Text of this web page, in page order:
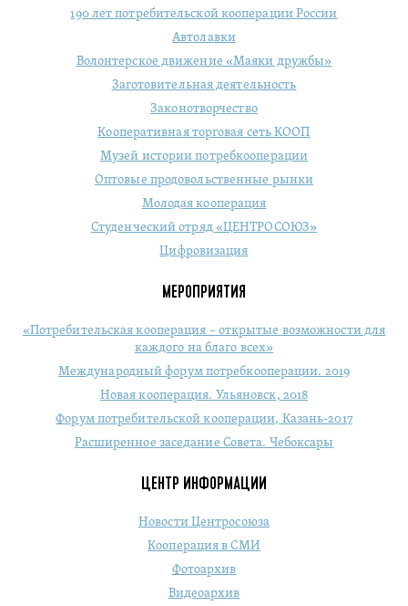
190 лет потребительской кооперации России
Автолавки
Волонтерское движение «Маяки дружбы»
Заготовительная деятельность
Законотворчество
Кооперативная торговая сеть КООП
Музей истории потребкооперации
Оптовые продовольственные рынки
Молодая кооперация
Студенческий отряд «ЦЕНТРОСОЮЗ»
Цифровизация
МЕРОПРИЯТИЯ
«Потребительская кооперация – открытые возможности для
каждого на благо всех»
Международный форум потребкооперации. 2019
Новая кооперация. Ульяновск, 2018
Форум потребительской кооперации, Казань-2017
Расширенное заседание Совета. Чебоксары
ЦЕНТР ИНФОРМАЦИИ
Новости Центросоюза
Кооперация в СМИ
Фотоархив
Видеоархив